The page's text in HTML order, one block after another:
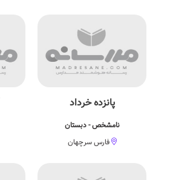
پانزده خرداد
نامشخص - دبستان
فارس سرچهان